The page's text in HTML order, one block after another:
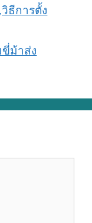
ธีการตั้ง
ขี่ม้าส่ง